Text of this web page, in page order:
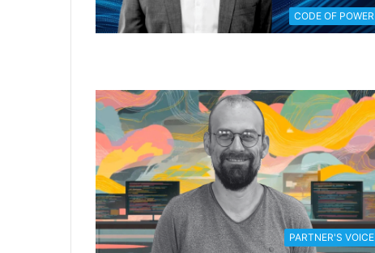
CODE OF POWER
PARTNER'S VOICE